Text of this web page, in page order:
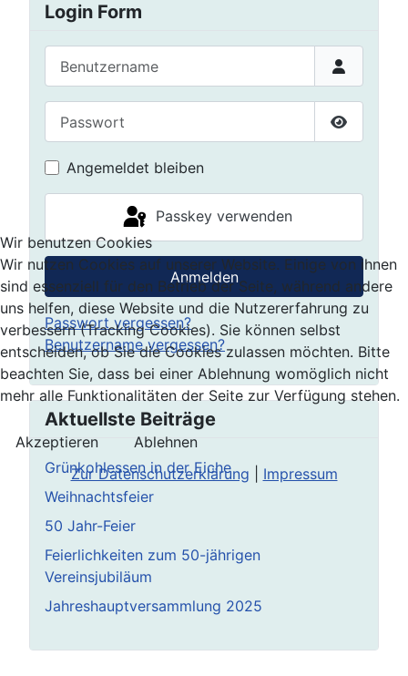
Login Form
Passwort
Angemeldet bleiben
Passkey verwenden
Anmelden
Passwort vergessen?
Benutzername vergessen?
Aktuellste Beiträge
Grünkohlessen in der Eiche
Weihnachtsfeier
50 Jahr-Feier
Feierlichkeiten zum 50-jährigen
Vereinsjubiläum
Jahreshauptversammlung 2025
Wir benutzen Cookies
Wir nutzen Cookies auf unserer Website. Einige von ihnen
sind essenziell für den Betrieb der Seite, während andere
uns helfen, diese Website und die Nutzererfahrung zu
verbessern (Tracking Cookies). Sie können selbst
entscheiden, ob Sie die Cookies zulassen möchten. Bitte
beachten Sie, dass bei einer Ablehnung womöglich nicht
mehr alle Funktionalitäten der Seite zur Verfügung stehen.
Akzeptieren
Ablehnen
Zur Datenschutzerklärung
Impressum